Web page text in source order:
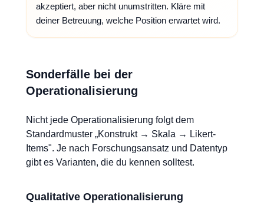
akzeptiert, aber nicht unumstritten. Kläre mit
deiner Betreuung, welche Position erwartet wird.
Sonderfälle bei der
Operationalisierung
Nicht jede Operationalisierung folgt dem
Standardmuster „Konstrukt → Skala → Likert-
Items". Je nach Forschungsansatz und Datentyp
gibt es Varianten, die du kennen solltest.
Qualitative Operationalisierung